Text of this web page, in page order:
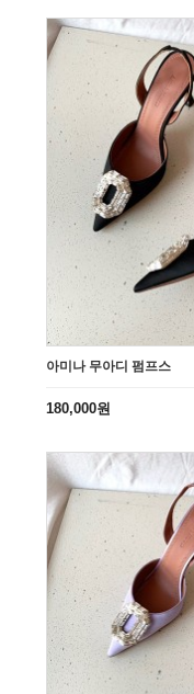
아미나 무아디 펌프스
180,000원